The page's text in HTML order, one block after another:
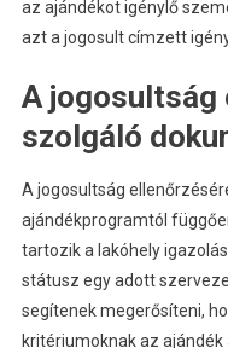
az ajándékot igénylő
azt a jogosult címzett
A jogosultság
szolgáló
A jogosultság
ajándékprogramtól
tartozik a lakóhely
státusz egy adott
segítenek megerősíteni,
kritériumoknak az ajándék